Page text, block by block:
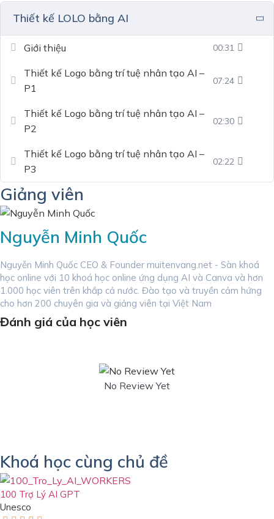
Thiết kế LOLO bằng AI
Giới thiệu 00:31
Thiết kế Logo bằng trí tuệ nhân tạo AI –
P1
07:24
Thiết kế Logo bằng trí tuệ nhân tạo AI –
P2
02:30
Thiết kế Logo bằng trí tuệ nhân tạo AI –
P3
02:22
Giảng viên
Nguyễn Minh Quốc
Nguyễn Minh Quốc CEO & Founder muitenvang.net - Sàn khoá
học online với 10 khoá học online ứng dụng AI và Canva và hơn
1.000 học viên trên khắp cả nước. Đào tạo và truyền cảm hứng
cho hơn 200 chuyên gia và giảng viên tại Việt Nam
Đánh giá của học viên
No Review Yet
Khoá học cùng chủ đề
100 Trợ Lý AI GPT
Unesco